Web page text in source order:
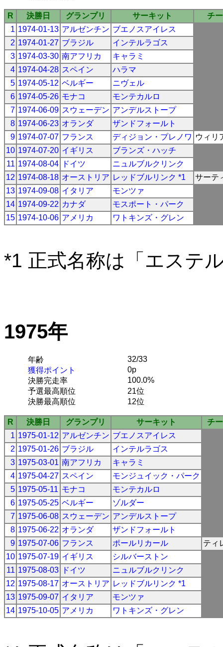
R 決勝日 グランプリ サーキット
チ
1 1974-01-13 アルゼンチン ブエノスアイレス
2 1974-01-27 ブラジル
インテルラゴス
3 1974-03-30 南アフリカ
キャラミ
4 1974-04-28 スペイン
ハラマ
5 1974-05-12 ベルギー
ニヴェル
6 1974-05-26 モナコ
モンテカルロ
7 1974-06-09 スウェーデン アンデルストープ
8 1974-06-23 オランダ
ザンドフォールト
9 1974-07-07 フランス ディジョン・プレノワ ウィリ
10 1974-07-20 イギリス
ブランズ・ハッチ
11 1974-08-04 ドイツ
ニュルブルクリンク
12 1974-08-18 オーストリア レッドブルリンク *1
サーテ
13 1974-09-08 イタリア
モンツァ
14 1974-09-22 カナダ
モスポート・パーク
15 1974-10-06 アメリカ ワトキンズ・グレン
*1 正式名称は「エステ
1975年
年齢
32/33
獲得ポイント
0p
決勝完走率
100.0%
予選最高順位
21位
決勝最高順位
12位
R 決勝日 グランプリ サーキット
チ
1 1975-01-12 アルゼンチン ブエノスアイレス
2 1975-01-26 ブラジル
インテルラゴス
3 1975-03-01 南アフリカ
キャラミ
4 1975-04-27 スペイン
モンジュイック・パーク
5 1975-05-11 モナコ
モンテカルロ
6 1975-05-25 ベルギー
ゾルダー
7 1975-06-08 スウェーデン アンデルストープ
8 1975-06-22 オランダ
ザンドフォールト
9 1975-07-06 フランス ポールリカール
ティ
10 1975-07-19 イギリス
シルバーストン
11 1975-08-03 ドイツ
ニュルブルクリンク
12 1975-08-17 オーストリア レッドブルリンク *1
13 1975-09-07 イタリア
モンツァ
14 1975-10-05 アメリカ ワトキンズ・グレン